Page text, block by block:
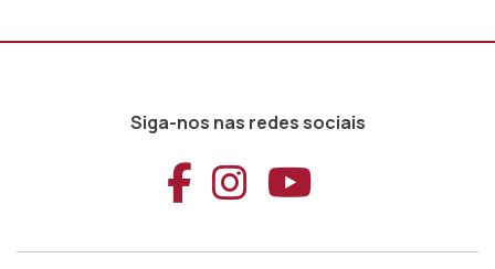
Siga-nos nas redes sociais
Aceder ao
Aceder ao
Aceder